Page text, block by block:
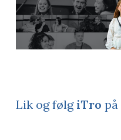
Lik og følgiTro på